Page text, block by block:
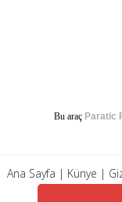
Bu araç Paratic
Ana Sayfa | Künye |